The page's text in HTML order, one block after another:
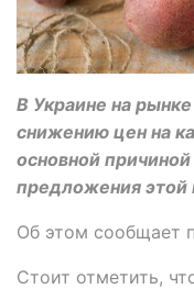
В Украине на
снижению цен на
основной
предложения этой
Об этом сообщает
Стоит отметить,